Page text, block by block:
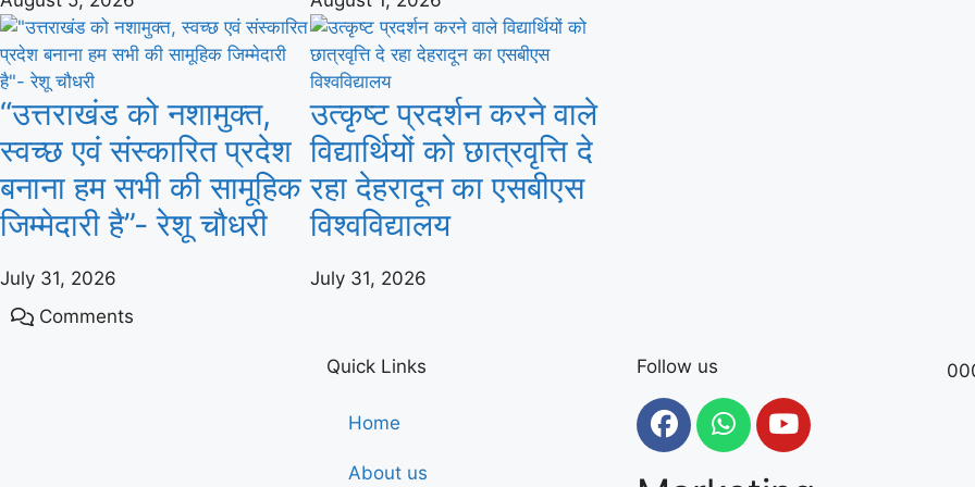
“उत्तराखंड को नशामुक्त,
स्वच्छ एवं संस्कारित प्रदेश
बनाना हम सभी की सामूहिक
जिम्मेदारी है”- रेशू चौधरी
July 31, 2026
उत्कृष्ट प्रदर्शन करने वाले
विद्यार्थियों को छात्रवृत्ति दे
रहा देहरादून का एसबीएस
विश्वविद्यालय
July 31, 2026
Comments
Quick Links
Home
About us
Follow us